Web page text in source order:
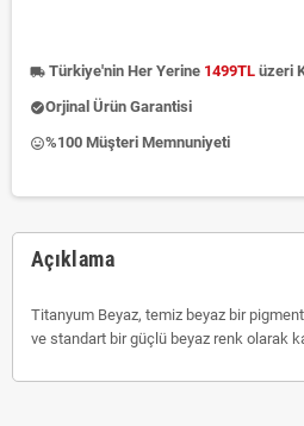
local_shipping Türkiye'nin Her Yerine 1499TL üzeri
check_circleOrjinal Ürün Garantisi
insert_emoticon%100 Müşteri Memnuniyeti
Açıklama
Titanyum Beyaz, temiz beyaz bir
ve standart bir güçlü beyaz renk olarak